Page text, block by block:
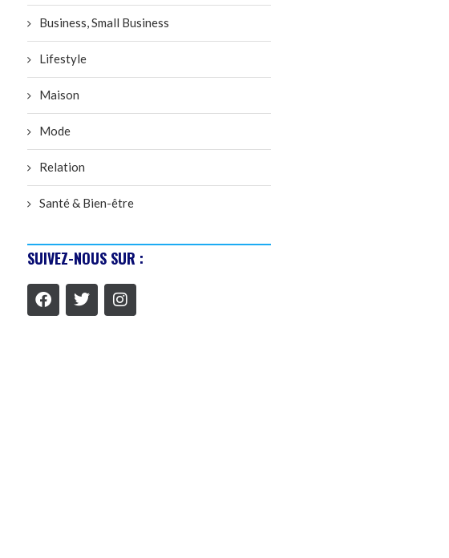
Business, Small Business
Lifestyle
Maison
Mode
Relation
Santé & Bien-être
SUIVEZ-NOUS SUR :